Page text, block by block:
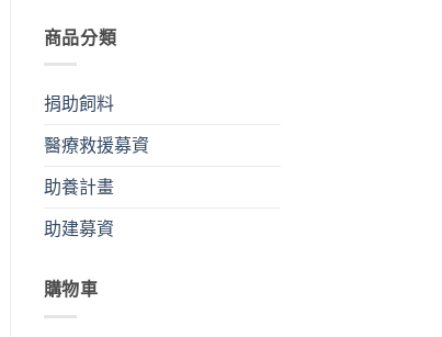
商品分類
捐助飼料
醫療救援募資
助養計畫
助建募資
購物車